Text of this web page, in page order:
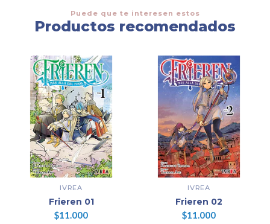
Puede que te interesen estos
Productos recomendados
IVREA
Frieren 01
$11.000
IVREA
Frieren 02
$11.000